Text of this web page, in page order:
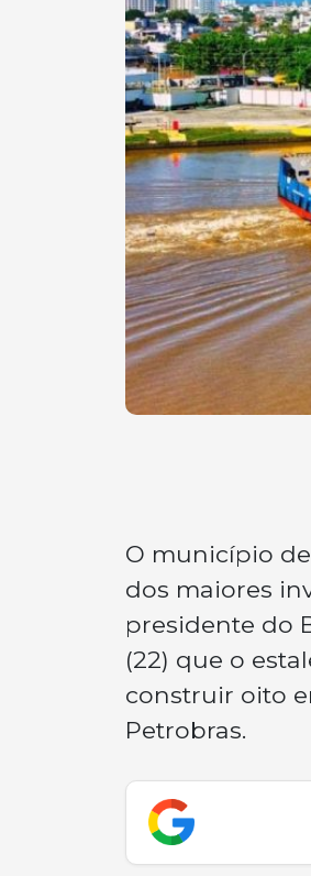
O município
dos maiores
presidente do
(22) que o
construir oito
Petrobras.